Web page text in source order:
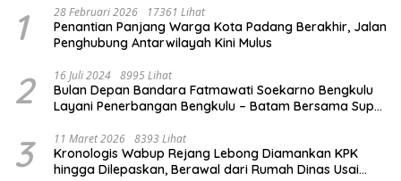
1 28 Februari 2026 17361 Lihat
Penantian Panjang Warga Kota Padang Berakhir, Jalan
Penghubung Antarwilayah Kini Mulus
2 16 Juli 2024 8995 Lihat
Bulan Depan Bandara Fatmawati Soekarno Bengkulu
Layani Penerbangan Bengkulu – Batam Bersama Super
3 11 Maret 2026 8393 Lihat
Kronologis Wabup Rejang Lebong Diamankan KPK
hingga Dilepaskan, Berawal dari Rumah Dinas Usai